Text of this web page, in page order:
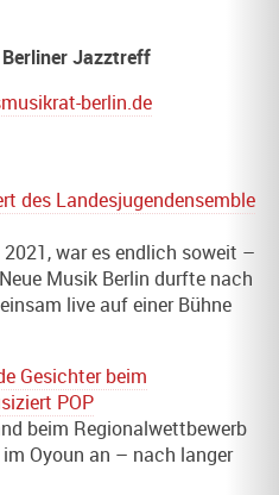
Jazztreff
berlin.de
des Landesjugendensemble
war es endlich soweit –
Musik Berlin durfte nach
live auf einer Bühne
Gesichter beim
POP
beim Regionalwettbewerb
im Oyoun an – nach langer